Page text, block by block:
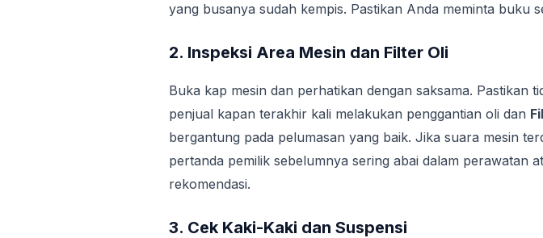
yang busanya sudah kempis. Pastikan Anda meminta
2. Inspeksi Area Mesin dan Filter Oli
Buka kap mesin dan perhatikan dengan saksama. Pastikan
penjual kapan terakhir kali melakukan penggantian oli dan
bergantung pada pelumasan yang baik. Jika suara mesin
pertanda pemilik sebelumnya sering abai dalam perawatan
rekomendasi.
3. Cek Kaki-Kaki dan Suspensi